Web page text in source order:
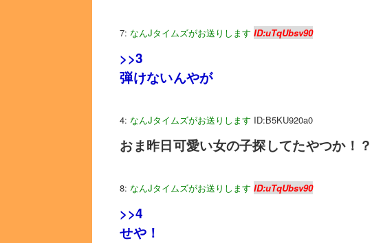
7:なんJタイムズがお送りします ID:uTqUbsv90
>>3
弾けないんやが
4:なんJタイムズがお送りします ID:B5KU920a0
おま昨日可愛い女の子探してたやつか！？
8:なんJタイムズがお送りします ID:uTqUbsv90
>>4
せや！